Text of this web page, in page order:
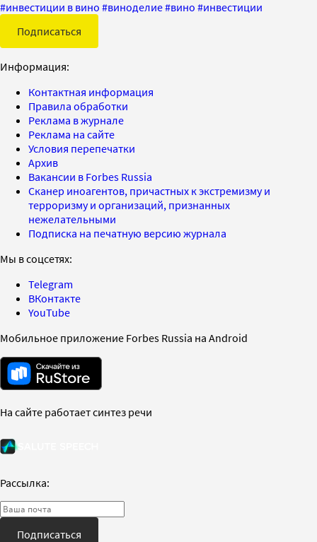
#инвестиции в вино #виноделие#вино #инвестиции
Подписаться
Информация:
Контактная информация
Правила обработки
Реклама в журнале
Реклама на сайте
Условия перепечатки
Архив
Вакансии в Forbes Russia
Сканер иноагентов, причастных к экстремизму и
терроризму и организаций, признанных
нежелательными
Подписка на печатную версию журнала
Мы в соцсетях:
Telegram
ВКонтакте
YouTube
Мобильное приложение Forbes Russia на Android
На сайте работает синтез речи
Рассылка:
Подписаться